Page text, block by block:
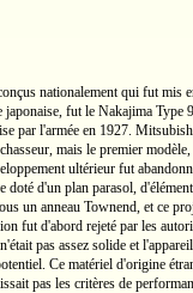
nationalement qui fut mis
japonaise, fut le Nakajima Type
par l'armée en 1927.
mais le premier
ultérieur fut
doté d'un plan parasol,
un anneau Townend, et ce
fut d'abord rejeté par les
pas assez solide et
Ce matériel d'origine
pas les critères de